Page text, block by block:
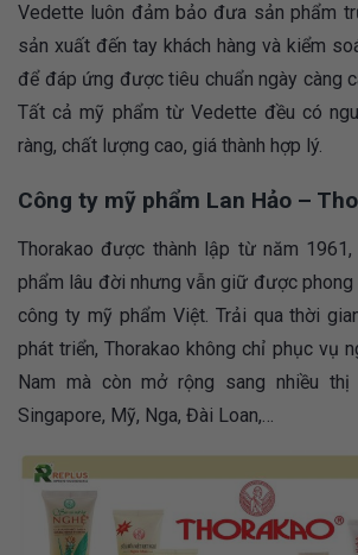
Vedette luôn đảm bảo đưa sản phẩm
sản xuất đến tay khách hàng và kiểm
để đáp ứng được tiêu chuẩn ngày càng
Tất cả mỹ phẩm từ Vedette đều có
ràng, chất lượng cao, giá thành hợp lý.
Công ty mỹ phẩm Lan Hảo –
Thorakao được thành lập từ năm
phẩm lâu đời nhưng vẫn giữ được
công ty mỹ phẩm Việt. Trải qua thời
phát triển, Thorakao không chỉ phục vụ
Nam mà còn mở rộng sang nhiều thị
Singapore, Mỹ, Nga, Đài Loan,…